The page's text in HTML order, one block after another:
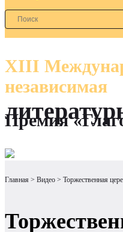
XIII
независимая
Премия
Главная Видео Торжественная